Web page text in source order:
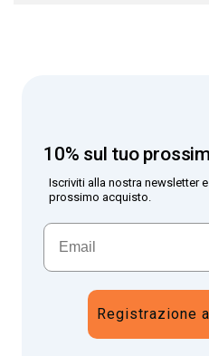
10% sul tuo
Iscriviti alla nostra newsletter
prossimo acquisto.
Registrazione